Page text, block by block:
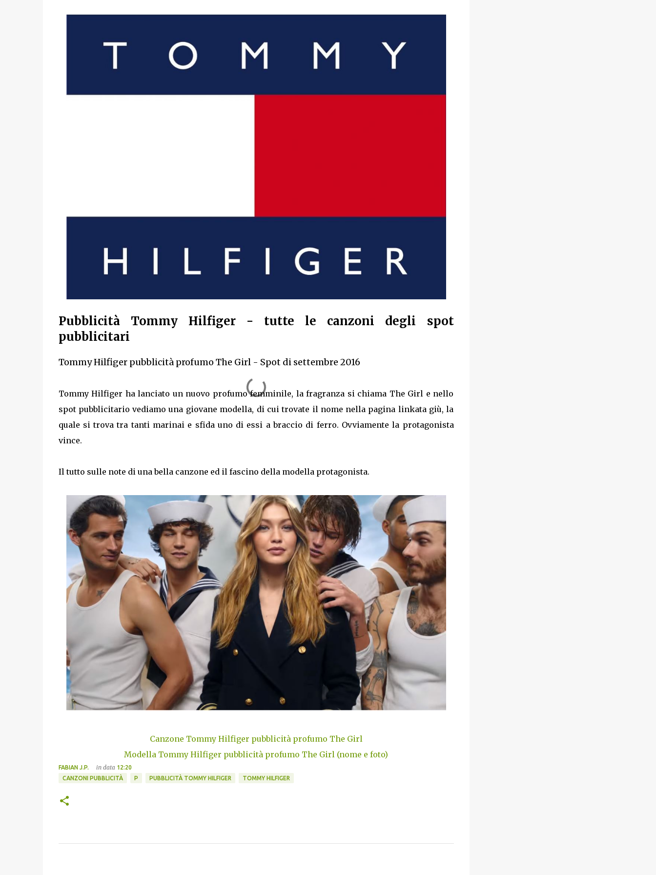
Pubblicità Tommy Hilfiger - tutte le canzoni degli spot
pubblicitari
Tommy Hilfiger pubblicità profumo The Girl - Spot di settembre 2016
Tommy Hilfiger ha lanciato un nuovo profumo femminile, la fragranza si chiama The Girl e nello
spot pubblicitario vediamo una giovane modella, di cui trovate il nome nella pagina linkata giù, la
quale si trova tra tanti marinai e sfida uno di essi a braccio di ferro. Ovviamente la protagonista
vince.
Il tutto sulle note di una bella canzone ed il fascino della modella protagonista.
Canzone Tommy Hilfiger pubblicità profumo The Girl
Modella Tommy Hilfiger pubblicità profumo The Girl (nome e foto)
FABIAN J.P. in data 12:20
CANZONI PUBBLICITÀ
P PUBBLICITÀ TOMMY HILFIGER TOMMY HILFIGER